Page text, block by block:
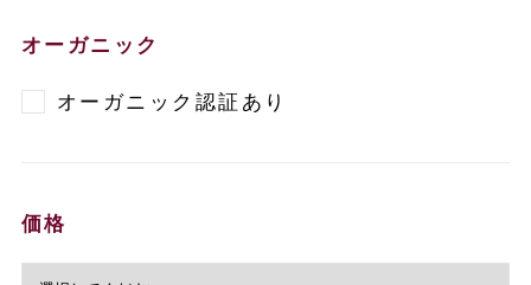
オーガニック
オーガニック認証あり
価格